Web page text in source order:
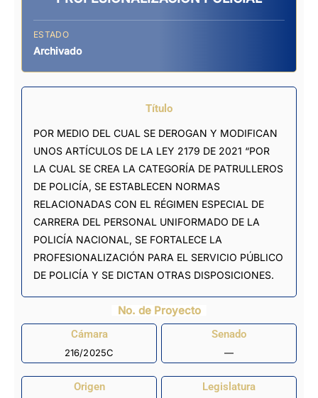
ESTADO
Archivado
Título
POR MEDIO DEL CUAL SE DEROGAN Y MODIFICAN
UNOS ARTÍCULOS DE LA LEY 2179 DE 2021 “POR
LA CUAL SE CREA LA CATEGORÍA DE PATRULLEROS
DE POLICÍA, SE ESTABLECEN NORMAS
RELACIONADAS CON EL RÉGIMEN ESPECIAL DE
CARRERA DEL PERSONAL UNIFORMADO DE LA
POLICÍA NACIONAL, SE FORTALECE LA
PROFESIONALIZACIÓN PARA EL SERVICIO PÚBLICO
DE POLICÍA Y SE DICTAN OTRAS DISPOSICIONES.
No. de Proyecto
Cámara
216/2025C
Senado
—
Origen Legislatura